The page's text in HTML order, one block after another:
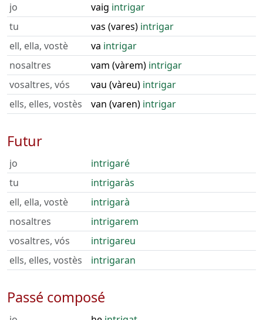
jo vaig intrigar
tu
vas (vares) intrigar
ell, ella, vostè
va intrigar
nosaltres
vam (vàrem) intrigar
vosaltres, vós
vau (vàreu) intrigar
ells, elles, vostès
van (varen) intrigar
Futur
jo
intrigaré
tu
intrigaràs
ell, ella, vostè
intrigarà
nosaltres
intrigarem
vosaltres, vós
intrigareu
ells, elles, vostès
intrigaran
Passé composé